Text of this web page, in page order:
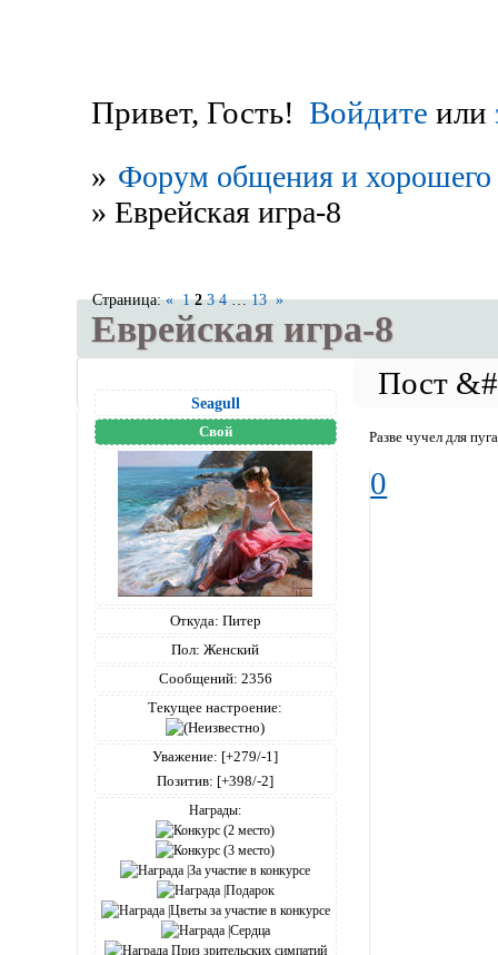
Привет, Гость! Войдите или
» Форум общения и хорошего
» Еврейская игра-8
Еврейская игра-8
Страница:« 1 2 3 4 … 13 »
Seagull
Свой
Откуда: Питер
Пол: Женский
Сообщений: 2356
Текущее настроение:
Уважение: [+279/-1]
Позитив: [+398/-2]
Награды:
Разве чучел для
0